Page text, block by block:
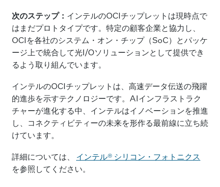
次のステップ： インテルのOCIチップレットは現時点で
はまだプロトタイプです。特定の顧客企業と協力し、
OCIを各社のシステム・オン・チップ（SoC）とパッケ
ージ上で統合して光I/Oソリューションとして提供でき
るよう取り組んでいます。
インテルのOCIチップレットは、高速データ伝送の飛躍
的進歩を示すテクノロジーです。AIインフラストラク
チャーが進化する中、インテルはイノベーションを推進
し、コネクティビティーの未来を形作る最前線に立ち続
けています。
詳細については、 インテル® シリコン・フォトニクス
を参照してください。